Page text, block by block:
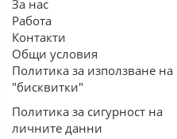
За нас
Работа
Контакти
Общи условия
Политика за използване на
"бисквитки"
Политика за сигурност на
личните данни